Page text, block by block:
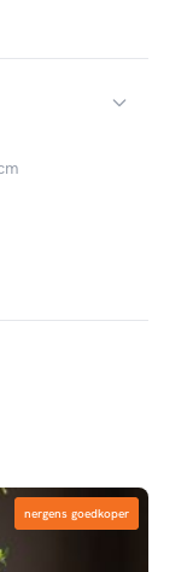
nergens goedkoper
nergens goedkoper